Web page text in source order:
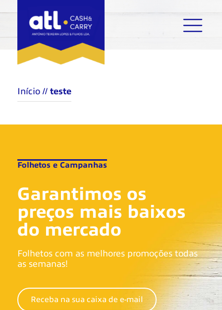
Início // teste
Folhetos e Campanhas
Garantimos os
preços mais baixos
do mercado
Folhetos com as melhores promoções todas
as semanas!
Receba na sua caixa de e-mail